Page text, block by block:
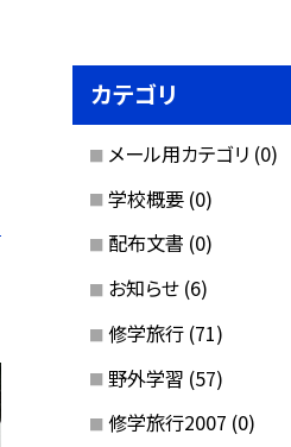
カテゴリ
メール用カテゴリ (0)
学校概要 (0)
配布文書 (0)
お知らせ (6)
修学旅行 (71)
野外学習 (57)
修学旅行2007 (0)